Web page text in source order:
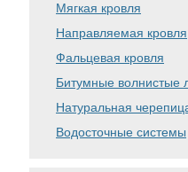
Мягкая кровля
Направляемая кровля
Фальцевая кровля
Битумные волнистые
Натуральная
Водосточные системы